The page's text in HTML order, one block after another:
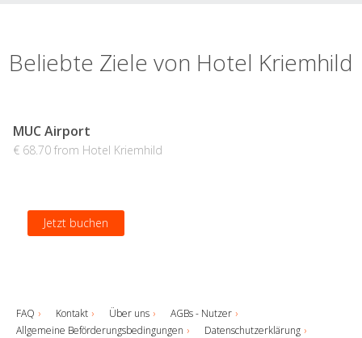
Beliebte Ziele von Hotel Kriemhild
MUC Airport
€ 68.70 from Hotel Kriemhild
Jetzt buchen
FAQ Kontakt Über uns
AGBs - Nutzer
Allgemeine Beförderungsbedingungen
Datenschutzerklärung